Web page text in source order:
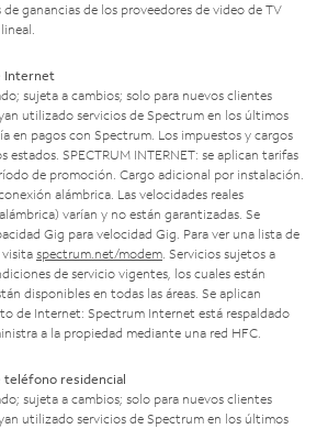
ganancias de los proveedores de video de TV
Internet
sujeta a cambios; solo para nuevos clientes
utilizado servicios de Spectrum en los últimos
en pagos con Spectrum. Los impuestos y cargos
estados. SPECTRUM INTERNET: se aplican tarifas
de promoción. Cargo adicional por instalación.
alámbrica. Las velocidades reales
varían y no están garantizadas. Se
Gig para velocidad Gig. Para ver una lista de
visita spectrum.net/modem. Servicios sujetos a
de servicio vigentes, los cuales están
disponibles en todas las áreas. Se aplican
de Internet: Spectrum Internet está respaldado
a la propiedad mediante una red HFC.
teléfono residencial
sujeta a cambios; solo para nuevos clientes
utilizado servicios de Spectrum en los últimos